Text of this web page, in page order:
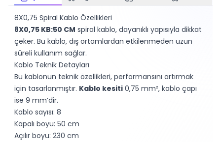
8X0,75 Spiral Kablo Özellikleri
8X0,75 KB:50 CM spiral kablo, dayanıklı yapısıyla dikkat
çeker. Bu kablo, dış ortamlardan etkilenmeden uzun
süreli kullanım sağlar.
Kablo Teknik Detayları
Bu kablonun teknik özellikleri, performansını artırmak
için tasarlanmıştır. Kablo kesiti 0,75 mm², kablo çapı
ise 9 mm’dir.
Kablo sayısı: 8
Kapalı boyu: 50 cm
Açılır boyu: 230 cm